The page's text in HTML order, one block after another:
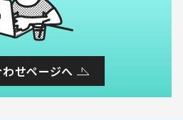
せページへ